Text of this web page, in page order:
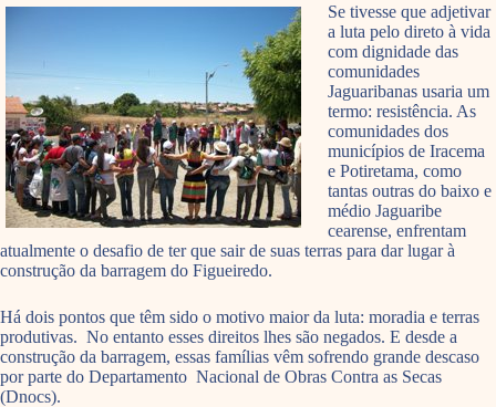
Se tivesse que adjetivar
a luta pelo direto à vida
com dignidade das
comunidades
Jaguaribanas usaria um
termo: resistência. As
comunidades dos
municípios de Iracema
e Potiretama, como
tantas outras do baixo e
médio Jaguaribe
cearense, enfrentam
atualmente o desafio de ter que sair de suas terras para dar lugar à
construção da barragem do Figueiredo.
Há dois pontos que têm sido o motivo maior da luta: moradia e terras
produtivas. No entanto esses direitos lhes são negados. E desde a
construção da barragem, essas famílias vêm sofrendo grande descaso
por parte do Departamento Nacional de Obras Contra as Secas
(Dnocs).